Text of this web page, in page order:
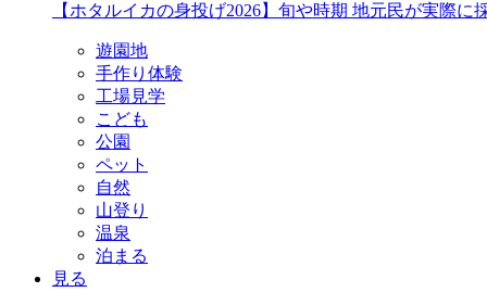
【ホタルイカの身投げ2026】旬や時期 地元民が実際に
遊園地
手作り体験
工場見学
こども
公園
ペット
自然
山登り
温泉
泊まる
見る